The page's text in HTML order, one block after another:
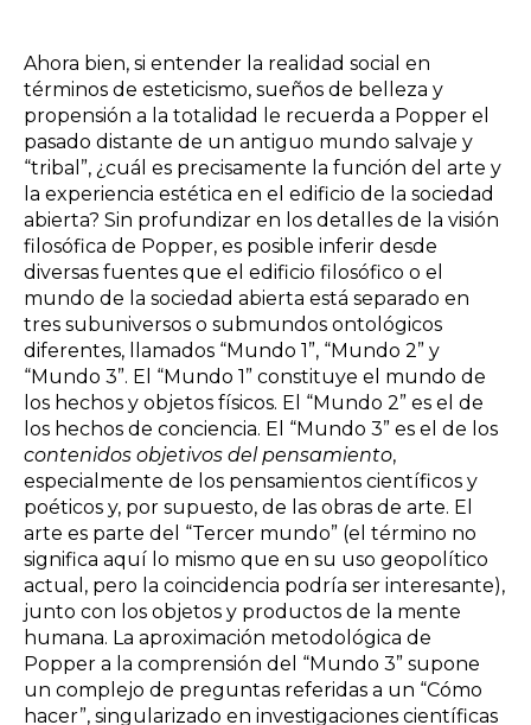
Ahora bien, si entender la realidad social en
términos de esteticismo, sueños de belleza y
propensión a la totalidad le recuerda a Popper el
pasado distante de un antiguo mundo salvaje y
“tribal”, ¿cuál es precisamente la función del arte y
la experiencia estética en el edificio de la sociedad
abierta? Sin profundizar en los detalles de la visión
filosófica de Popper, es posible inferir desde
diversas fuentes que el edificio filosófico o el
mundo de la sociedad abierta está separado en
tres subuniversos o submundos ontológicos
diferentes, llamados “Mundo 1”, “Mundo 2” y
“Mundo 3”. El “Mundo 1” constituye el mundo de
los hechos y objetos físicos. El “Mundo 2” es el de
los hechos de conciencia. El “Mundo 3” es el de los
contenidos objetivos del pensamiento,
especialmente de los pensamientos científicos y
poéticos y, por supuesto, de las obras de arte. El
arte es parte del “Tercer mundo” (el término no
significa aquí lo mismo que en su uso geopolítico
actual, pero la coincidencia podría ser interesante),
junto con los objetos y productos de la mente
humana. La aproximación metodológica de
Popper a la comprensión del “Mundo 3” supone
un complejo de preguntas referidas a un “Cómo
hacer”, singularizado en investigaciones científicas